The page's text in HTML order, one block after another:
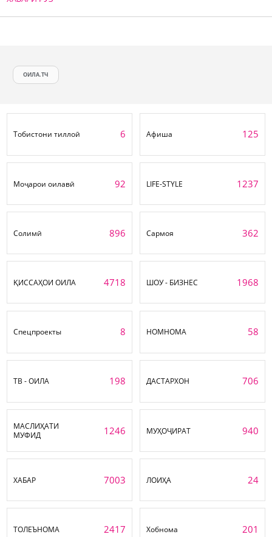
ОИЛА.ТЧ
Тобистони тиллоӣ 6 Афиша 125
Моҷарои оилавӣ 92 LIFE-STYLE 1237
Солимӣ 896 Сармоя 362
ҚИССАҲОИ ОИЛА 4718 ШОУ - БИЗНЕС 1968
Спецпроекты 8 НОМНОМА 58
ТВ - ОИЛА 198 ДАСТАРХОН 706
МАСЛИҲАТИ
МУФИД
1246 МУҲОҶИРАТ 940
ХАБАР 7003 ЛОИҲА 24
ТОЛЕЪНОМА 2417 Хобнома 201